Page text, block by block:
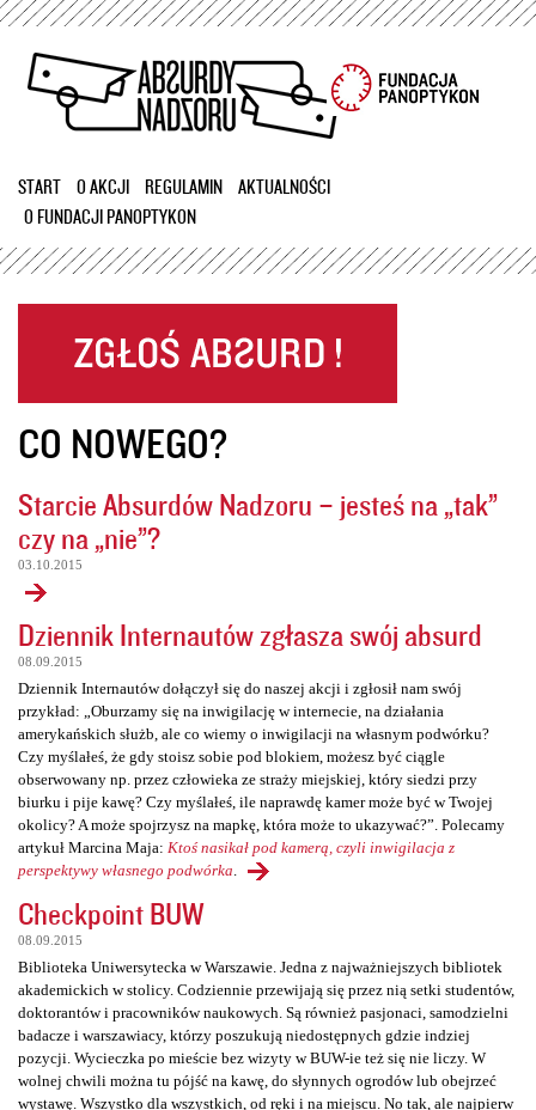
Przejdź
treści
START O AKCJI REGULAMIN
AKTUALNOŚCI
O FUNDACJI PANOPTYKON
CO NOWEGO?
Starcie Absurdów Nadzoru – jesteś na „tak”
czy na „nie”?
03.10.2015
Dziennik Internautów zgłasza swój absurd
08.09.2015
Dziennik Internautów dołączył się do naszej akcji i zgłosił nam swój
przykład: „Oburzamy się na inwigilację w internecie, na działania
amerykańskich służb, ale co wiemy o inwigilacji na własnym podwórku?
Czy myślałeś, że gdy stoisz sobie pod blokiem, możesz być ciągle
obserwowany np. przez człowieka ze straży miejskiej, który siedzi przy
biurku i pije kawę? Czy myślałeś, ile naprawdę kamer może być w Twojej
okolicy? A może spojrzysz na mapkę, która może to ukazywać?”. Polecamy
artykuł Marcina Maja: Ktoś nasikał pod kamerą, czyli inwigilacja z
perspektywy własnego podwórka
Checkpoint BUW
08.09.2015
Biblioteka Uniwersytecka w Warszawie. Jedna z najważniejszych bibliotek
akademickich w stolicy. Codziennie przewijają się przez nią setki studentów,
doktorantów i pracowników naukowych. Są również pasjonaci, samodzielni
badacze i warszawiacy, którzy poszukują niedostępnych gdzie indziej
pozycji. Wycieczka po mieście bez wizyty w BUW-ie też się nie liczy. W
wolnej chwili można tu pójść na kawę, do słynnych ogrodów lub obejrzeć
wystawę. Wszystko dla wszystkich, od ręki i na miejscu. No tak, ale najpierw